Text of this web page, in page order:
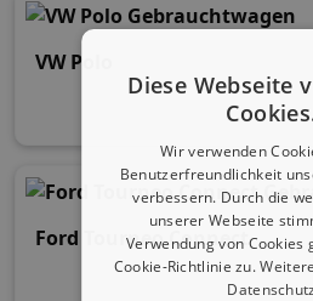
VW Polo
Ford Tourneo Connect
Diese Webseite
Wir verwenden
Benutzerfreundlichkeit
verbessern. Durch die
unserer Webseite
Verwendung von Cookies
Cookie-Richtlinie zu.
Datenschutz